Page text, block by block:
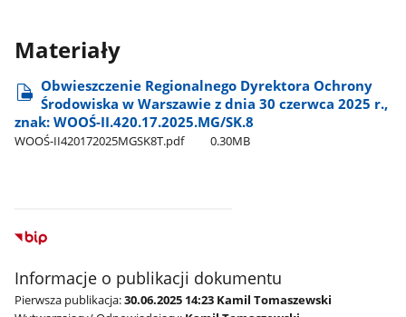
Materiały
Obwieszczenie Regionalnego Dyrektora Ochrony
Środowiska w Warszawie z dnia 30 czerwca 2025 r.,
znak: WOOŚ-II.420.17.2025.MG/SK.8
WOOŚ-II420172025MGSK8T.pdf 0.30MB
Informacje o publikacji dokumentu
Pierwsza publikacja:30.06.2025 14:23 Kamil Tomaszewski